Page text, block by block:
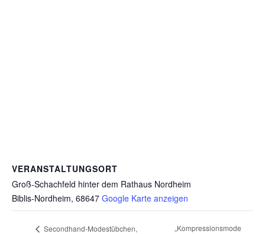
VERANSTALTUNGSORT
Groß-Schachfeld hinter dem Rathaus Nordheim
Biblis-Nordheim, 68647 Google Karte anzeigen
Secondhand-Modestübchen,
„Kompressionsmode